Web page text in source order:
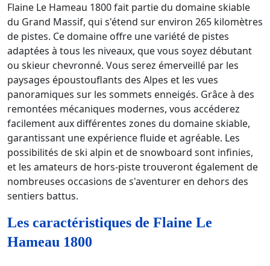
Flaine Le Hameau 1800 fait partie du domaine skiable
du Grand Massif, qui s'étend sur environ 265 kilomètres
de pistes. Ce domaine offre une variété de pistes
adaptées à tous les niveaux, que vous soyez débutant
ou skieur chevronné. Vous serez émerveillé par les
paysages époustouflants des Alpes et les vues
panoramiques sur les sommets enneigés. Grâce à des
remontées mécaniques modernes, vous accéderez
facilement aux différentes zones du domaine skiable,
garantissant une expérience fluide et agréable. Les
possibilités de ski alpin et de snowboard sont infinies,
et les amateurs de hors-piste trouveront également de
nombreuses occasions de s'aventurer en dehors des
sentiers battus.
Les caractéristiques de Flaine Le
Hameau 1800